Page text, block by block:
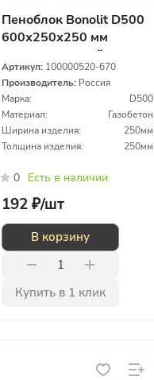
Пеноблок Bonolit D500
600х250х250 мм
газосиликатный
Артикул: 100000520-670
Производитель: Россия
Марка:
D500
Материал:
Газобетон
Ширина изделия:
250мм
Толщина изделия:
250мм
0 Есть в наличии
192 ₽/шт
В корзину
Купить в 1 клик